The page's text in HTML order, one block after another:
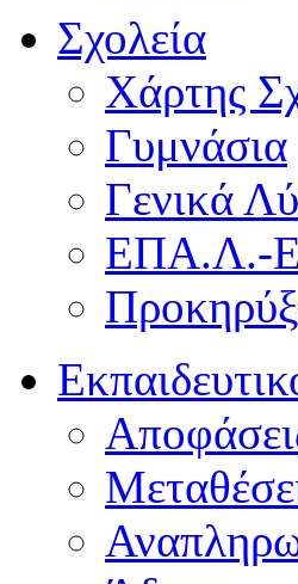
Σχολεία
Χάρτης
Γυμνάσια
Γενικά
ΕΠΑ.Λ.-